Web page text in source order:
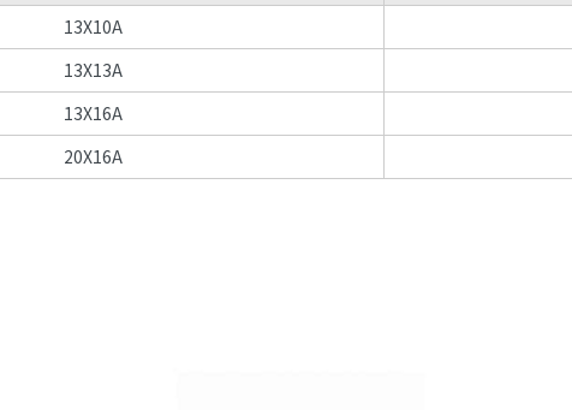
13X10A
13X13A
13X16A
20X16A